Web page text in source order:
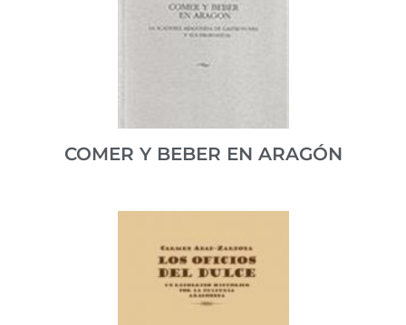
Compilación de recetas tradicionales realizada por el
servicio de tele asistencia Cruz Roja de Jaca.
ISBN 8460795063
COMER Y BEBER EN ARAGÓN
Antonio Beltrán firma en su discurso los propósitos
de la Academia Aragonesa de Gastronomía.